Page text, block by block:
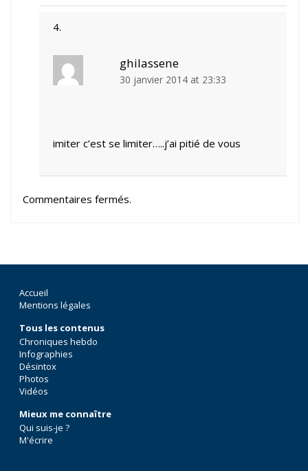
ghilassene
30 janvier 2014 at 23:33
imiter c’est se limiter…..j’ai pitié de vous
Commentaires fermés.
Accueil
Mentions légales
Tous les contenus
Chroniques hebdo
Infographies
Désintox
Photos
Vidéos
Mieux me connaître
Qui suis-je ?
M'écrire